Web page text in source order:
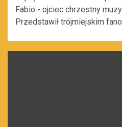
Fabio - ojciec chrzestny
Przedstawił trójmiejskim